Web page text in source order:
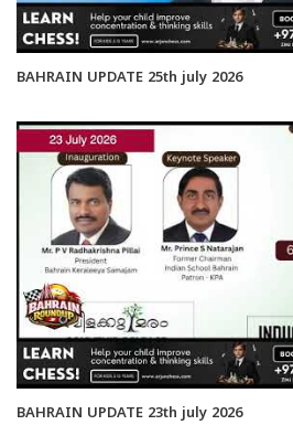
BAHRAIN UPDATE 25th july 2026
BAHRAIN UPDATE 23th july 2026